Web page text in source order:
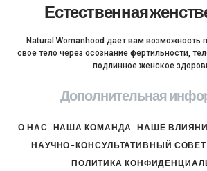
Естественная
Natural Womanhood дает вам возможность
свое тело через осознание фертильности,
подлинное женское
Дополнительная
О НАС НАША КОМАНДА НАШЕ
НАУЧНО-КОНСУЛЬТАТИВНЫЙ СОВЕТ
ПОЛИТИКА